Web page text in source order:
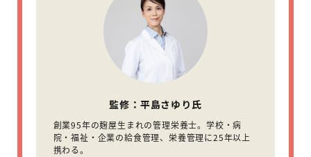
監修：平島さゆり氏
創業95年の麹屋生まれの管理栄養士。学校・病
院・福祉・企業の給食管理、栄養管理に25年以上
携わる。